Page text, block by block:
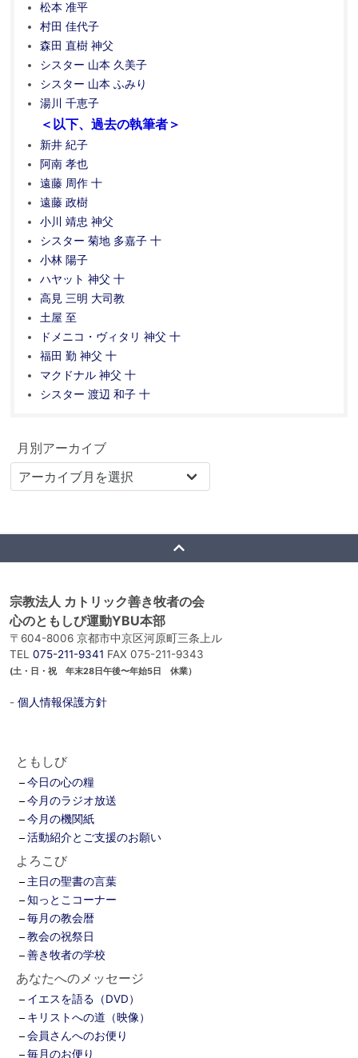
松本 准平
村田 佳代子
森田 直樹 神父
シスター 山本 久美子
シスター 山本 ふみり
湯川 千恵子
＜以下、過去の執筆者＞
新井 紀子
阿南 孝也
遠藤 周作 十
遠藤 政樹
小川 靖忠 神父
シスター 菊地 多嘉子 十
小林 陽子
ハヤット 神父 十
高見 三明 大司教
土屋 至
ドメニコ・ヴィタリ 神父 十
福田 勤 神父 十
マクドナル 神父 十
シスター 渡辺 和子 十
月別アーカイブ
宗教法人 カトリック善き牧者の会
心のともしび運動YBU本部
〒604-8006 京都市中京区河原町三条上ル
TEL 075-211-9341 FAX 075-211-9343
(土・日・祝 年末28日午後〜年始5日 休業）
- 個人情報保護方針
ともしび
今日の心の糧
今月のラジオ放送
今月の機関紙
活動紹介とご支援のお願い
よろこび
主日の聖書の言葉
知っとこコーナー
毎月の教会暦
教会の祝祭日
善き牧者の学校
あなたへのメッセージ
イエスを語る（DVD）
キリストへの道（映像）
会員さんへのお便り
毎月のお便り